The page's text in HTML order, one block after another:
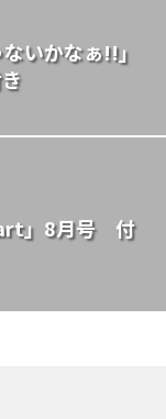
いかなぁ!!」
」8月号 付